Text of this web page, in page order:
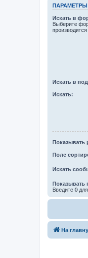
Искать в
Выберите
Искать в
Искать:
Показывать
Поле
Искать
Показывать
Введите 0
На